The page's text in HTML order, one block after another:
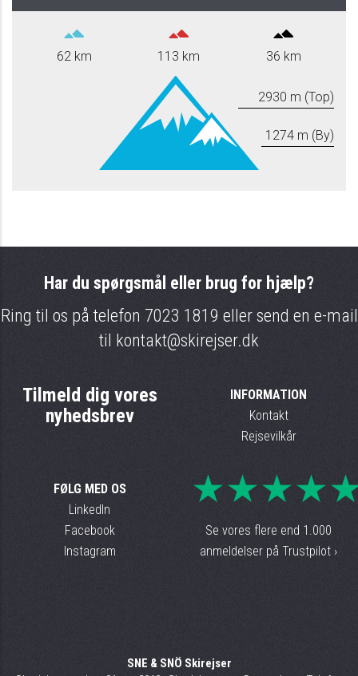
62 km 113 km 36 km
2930 m (Top)
1274 m (By)
Har du spørgsmål eller brug for hjælp?
Ring til os på telefon 7023 1819 eller send en e-mail
til kontakt@skirejser.dk
Tilmeld dig vores
nyhedsbrev
INFORMATION
Kontakt
Rejsevilkår
FØLG MED OS
LinkedIn
Facebook
Instagram
Se vores flere end 1.000
anmeldelser på Trustpilot ›
SNE & SNÖ Skirejser